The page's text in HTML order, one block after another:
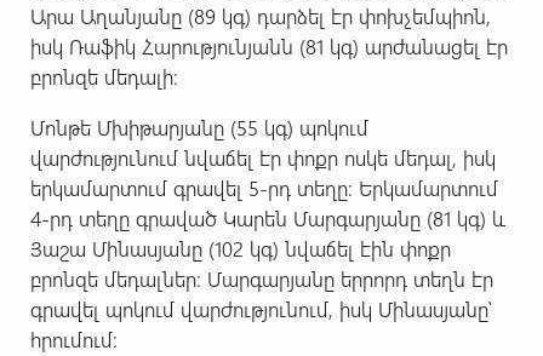
Արա Աղանյանը (89 կգ) դարձել էր փոխչեմպիոն,
իսկ Ռաֆիկ Հարությունյանն (81 կգ) արժանացել էր
բրոնզե մեդալի։
Մոնթե Մխիթարյանը (55 կգ) պոկում
վարժությունում նվաճել էր փոքր ոսկե մեդալ, իսկ
երկամարտում գրավել 5-րդ տեղը: Երկամարտում
4-րդ տեղը գրաված Կարեն Մարգարյանը (81 կգ) և
Յաշա Մինասյանը (102 կգ) նվաճել էին փոքր
բրոնզե մեդալներ: Մարգարյանը երրորդ տեղն էր
գրավել պոկում վարժությունում, իսկ Մինասյանը՝
հրումում: